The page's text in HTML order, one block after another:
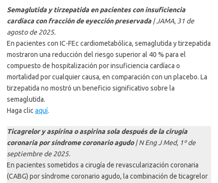
Semaglutida y tirzepatida en pacientes con insuficiencia
cardíaca con fracción de eyección preservada | JAMA, 31 de
agosto de 2025.
En pacientes con IC-FEc cardiometabólica, semaglutida y tirzepatida
mostraron una reducción del riesgo superior al 40 % para el
compuesto de hospitalización por insuficiencia cardíaca o
mortalidad por cualquier causa, en comparación con un placebo. La
tirzepatida no mostró un beneficio significativo sobre la
semaglutida.
Haga clicaquí.
Ticagrelor y aspirina o aspirina sola después de la cirugía
coronaria por síndrome coronario agudo| N Eng J Med, 1º de
septiembre de 2025.
En pacientes sometidos a cirugía de revascularización coronaria
(CABG) por síndrome coronario agudo, la combinación de ticagrelor